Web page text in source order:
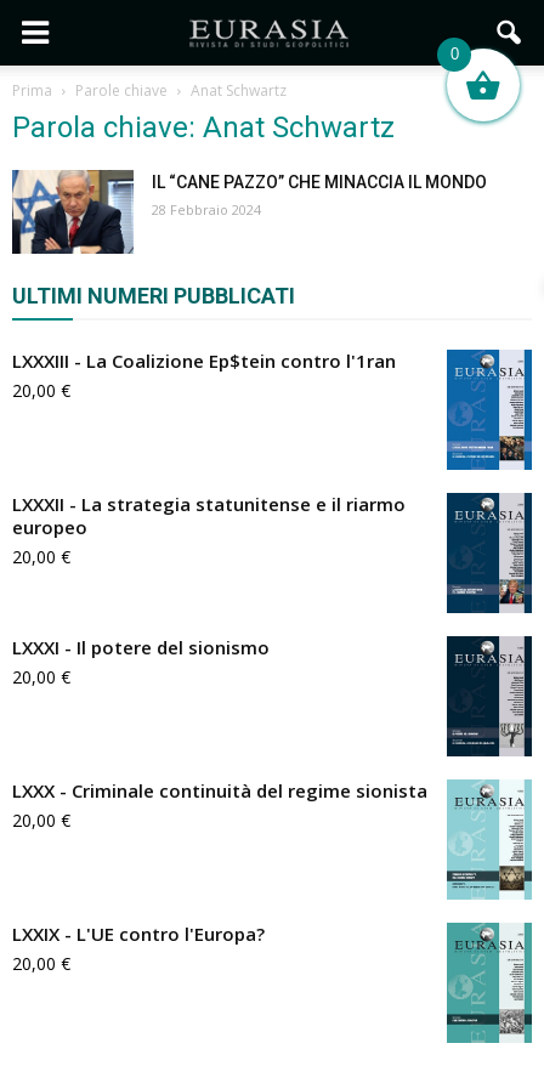
Prima Parole chiave Anat Schwartz
Parola chiave: Anat Schwartz
IL “CANE PAZZO” CHE MINACCIA IL MONDO
28 Febbraio 2024
ULTIMI NUMERI PUBBLICATI
LXXXIII - La Coalizione Ep$tein contro l'1ran
20,00 €
LXXXII - La strategia statunitense e il riarmo
europeo
20,00 €
LXXXI - Il potere del sionismo
20,00 €
LXXX - Criminale continuità del regime sionista
20,00 €
LXXIX - L'UE contro l'Europa?
20,00 €
0